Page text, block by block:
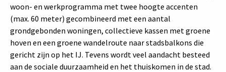
woon- en werkprogramma met twee hoogte accenten
(max. 60 meter) gecombineerd met een aantal
grondgebonden woningen, collectieve kassen met groene
hoven en een groene wandelroute naar stadsbalkons die
gericht zijn op het IJ. Tevens wordt veel aandacht besteed
aan de sociale duurzaamheid en het thuiskomen in de stad.